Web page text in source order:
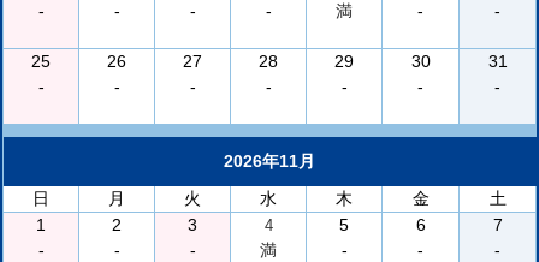
-
-
-
-
満
-
-
25
-
26
-
27
-
28
-
29
-
30
-
31
-
2026年11月
日
月 火 水 木 金
土
1
-
2
-
3
-
4
満
5
-
6
-
7
-